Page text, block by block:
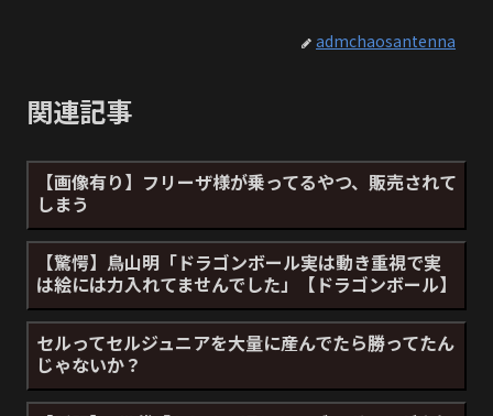
admchaosantenna
関連記事
【画像有り】フリーザ様が乗ってるやつ、販売されて
しまう
【驚愕】鳥山明「ドラゴンボール実は動き重視で実
は絵には力入れてませんでした」【ドラゴンボール】
セルってセルジュニアを大量に産んでたら勝ってたん
じゃないか？